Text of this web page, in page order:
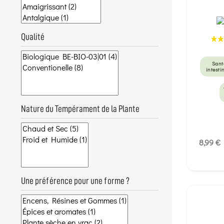
Qualité
Nature du Tempérament de la Plante
Une préférence pour une forme ?
8,99 €